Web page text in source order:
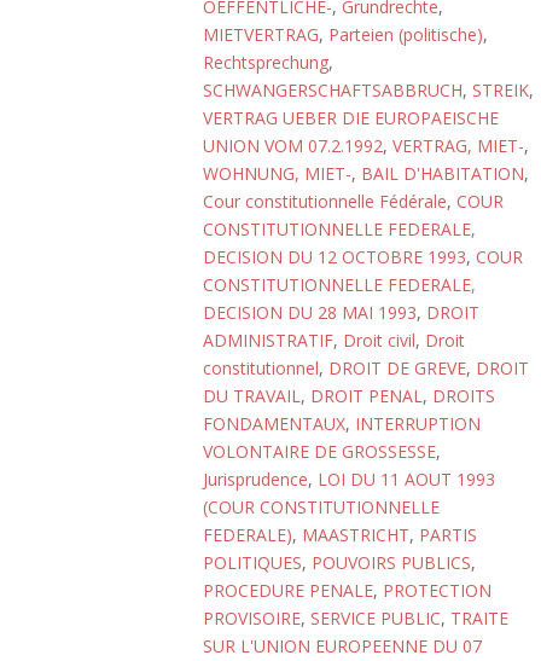
OEFFENTLICHE-, Grundrechte,
MIETVERTRAG, Parteien (politische),
Rechtsprechung,
SCHWANGERSCHAFTSABBRUCH, STREIK,
VERTRAG UEBER DIE EUROPAEISCHE
UNION VOM 07.2.1992, VERTRAG, MIET-,
WOHNUNG, MIET-, BAIL D'HABITATION,
Cour constitutionnelle Fédérale, COUR
CONSTITUTIONNELLE FEDERALE,
DECISION DU 12 OCTOBRE 1993, COUR
CONSTITUTIONNELLE FEDERALE,
DECISION DU 28 MAI 1993, DROIT
ADMINISTRATIF, Droit civil, Droit
constitutionnel, DROIT DE GREVE, DROIT
DU TRAVAIL, DROIT PENAL, DROITS
FONDAMENTAUX, INTERRUPTION
VOLONTAIRE DE GROSSESSE,
Jurisprudence, LOI DU 11 AOUT 1993
(COUR CONSTITUTIONNELLE
FEDERALE), MAASTRICHT, PARTIS
POLITIQUES, POUVOIRS PUBLICS,
PROCEDURE PENALE, PROTECTION
PROVISOIRE, SERVICE PUBLIC, TRAITE
SUR L'UNION EUROPEENNE DU 07